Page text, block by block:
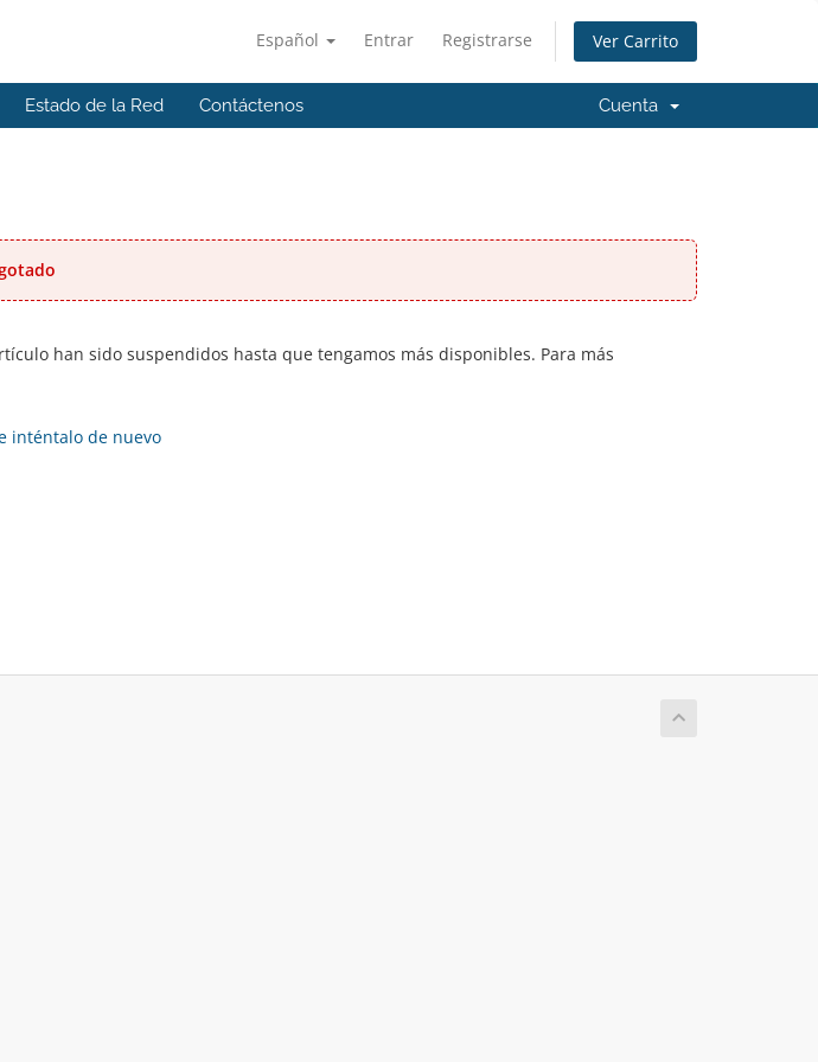
Español Entrar Registrarse Ver Carrito
Estado de la Red Contáctenos Cuenta
han sido suspendidos hasta que tengamos más disponibles. Para más
inténtalo de nuevo